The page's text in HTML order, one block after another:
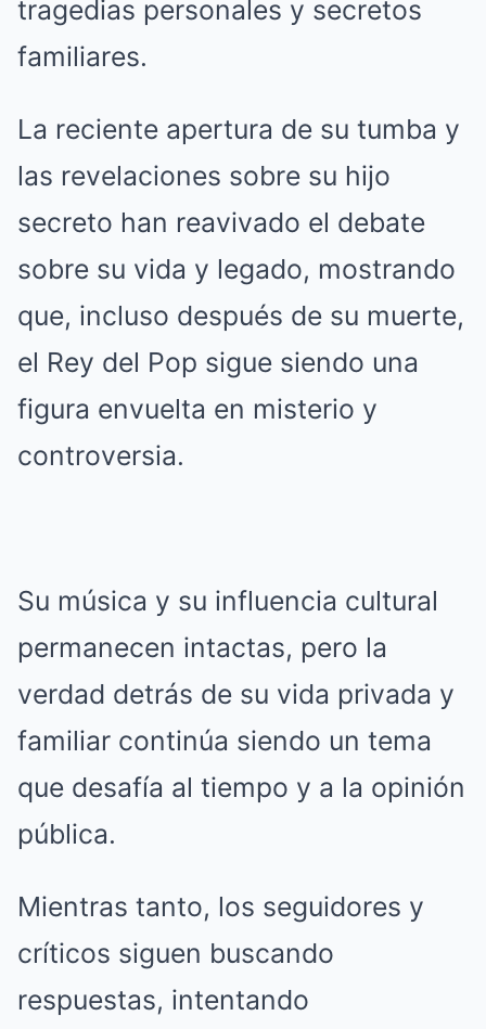
tragedias personales y secretos
familiares.
La reciente apertura de su tumba y
las revelaciones sobre su hijo
secreto han reavivado el debate
sobre su vida y legado, mostrando
que, incluso después de su muerte,
el Rey del Pop sigue siendo una
figura envuelta en misterio y
controversia.
Su música y su influencia cultural
permanecen intactas, pero la
verdad detrás de su vida privada y
familiar continúa siendo un tema
que desafía al tiempo y a la opinión
pública.
Mientras tanto, los seguidores y
críticos siguen buscando
respuestas, intentando